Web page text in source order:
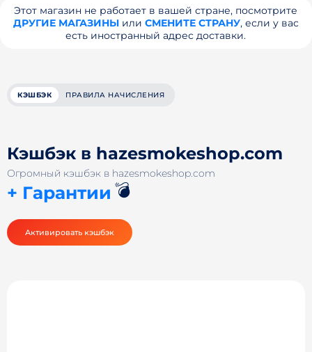
Этот магазин не работает в вашей стране, посмотрите
ДРУГИЕ МАГАЗИНЫили СМЕНИТЕ СТРАНУ, если у вас
есть иностранный адрес доставки.
КЭШБЭК ПРАВИЛА НАЧИСЛЕНИЯ
Кэшбэк в hazesmokeshop.com
Огромный кэшбэк в hazesmokeshop.com
+ Гарантии 💣
Активировать кэшбэк